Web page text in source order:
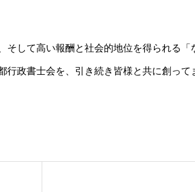
して高い報酬と社会的地位を得られる「
政書士会を、引き続き皆様と共に創って